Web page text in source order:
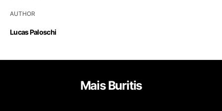
AUTHOR
Lucas Paloschi
Mais Buritis